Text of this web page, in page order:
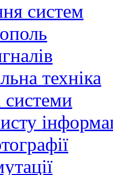
систем
техніка
системи